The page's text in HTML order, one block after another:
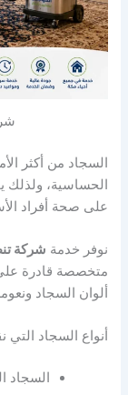
السجاد من أكثر
الحساسية، ولذلك
على صحة أفراد
نوفر خدمة شركة
متخصصة قادرة على
ألوان السجاد
أنواع السجاد التي
السجاد